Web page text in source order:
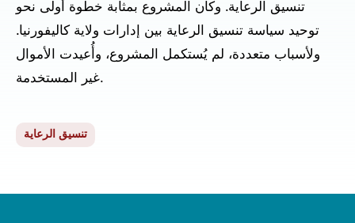
تنسيق الرعاية. وكان المشروع بمثابة خطوة أولى نحو
توحيد سياسة تنسيق الرعاية بين إدارات ولاية كاليفورنيا.
ولأسباب متعددة، لم يُستكمل المشروع، وأُعيدت الأموال
غير المستخدمة.
تنسيق الرعاية